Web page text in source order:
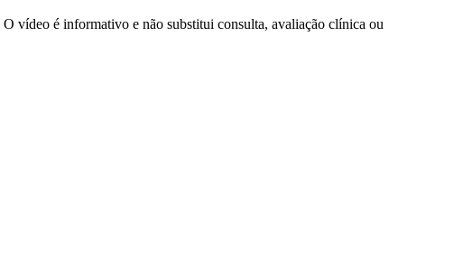
O vídeo é informativo e não substitui consulta, avaliação clínica ou